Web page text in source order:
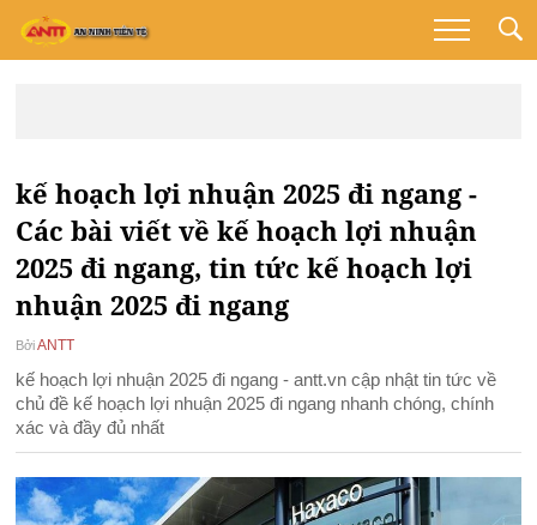
kế hoạch lợi nhuận 2025 đi ngang -
Các bài viết về kế hoạch lợi nhuận
2025 đi ngang, tin tức kế hoạch lợi
nhuận 2025 đi ngang
Bởi ANTT
kế hoạch lợi nhuận 2025 đi ngang - antt.vn cập nhật tin tức về
chủ đề kế hoạch lợi nhuận 2025 đi ngang nhanh chóng, chính
xác và đầy đủ nhất